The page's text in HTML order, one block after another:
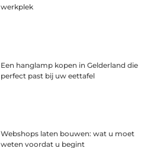
werkplek
Een hanglamp kopen in Gelderland die
perfect past bij uw eettafel
Webshops laten bouwen: wat u moet
weten voordat u begint